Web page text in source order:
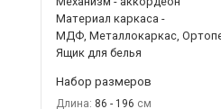
Материал каркаса -
МДФ, Металлокаркас,
Ящик для белья
Набор размеров
Длина: 86 - 196